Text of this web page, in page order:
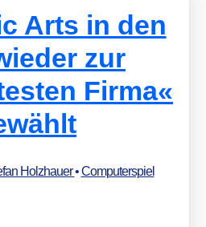
Arts in den
zur
Firma«
Holzhauer•Computerspiel